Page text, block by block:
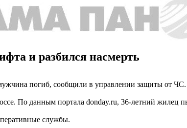
и разбился насмерть
погиб, сообщили в управлении защиты от ЧС.
По данным портала donday.ru, 36-летний жилец
службы.